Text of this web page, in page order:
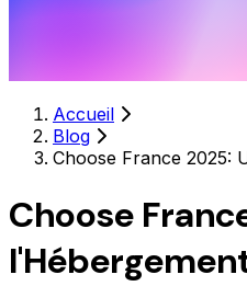
Accueil
Blog
Choose France 2025:
Choose